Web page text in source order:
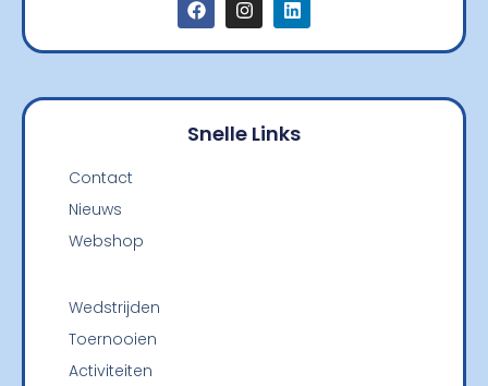
Snelle Links
Contact
Nieuws
Webshop
Wedstrijden
Toernooien
Activiteiten